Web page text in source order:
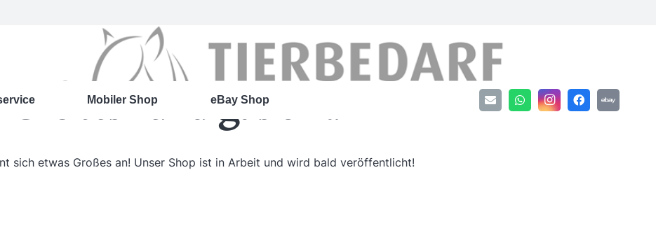
Mobiler Shop eBay Shop
Großes kündigt sich an
sich etwas Großes an! Unser Shop ist in Arbeit und wird bald veröffentlicht!